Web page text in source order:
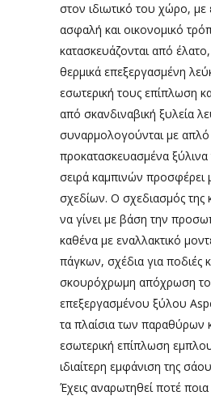
στον ιδιωτικό του χώρο, με
ασφαλή και οικονομικό
κατασκευάζονται από
θερμικά επεξεργασμένη
εσωτερική τους επίπλωση
από σκανδιναβική ξυλεία
συναρμολογούνται με
προκατασκευασμένα ξύλινα
σειρά καμπινών προσφέρει
σχεδίων. Ο σχεδιασμός της
να γίνει με βάση την
καθένα με εναλλακτικό
πάγκων, σχέδια για ποδιές
σκουρόχρωμη απόχρωση
επεξεργασμένου ξύλου
τα πλαίσια των παραθύρων
εσωτερική επίπλωση
ιδιαίτερη εμφάνιση της
Έχεις αναρωτηθεί ποτέ